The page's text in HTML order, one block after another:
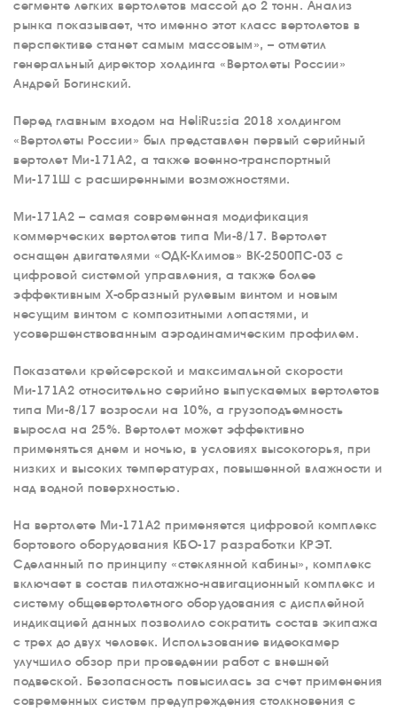
СЕРВИС
ИНФРАСТРУКТУРА
ОБУЧЕНИЕ
ПРОДАЖА
ПРОДАЖА АТИ
КОНТАКТЫ
RU
сегменте легких вертолетов массой до 2 тонн. Анализ
рынка показывает, что именно этот класс вертолетов в
перспективе станет самым массовым», – отметил
генеральный директор холдинга «Вертолеты России»
Андрей Богинский.
Перед главным входом на HeliRussia 2018 холдингом
«Вертолеты России» был представлен первый серийный
вертолет Ми-171А2, а также военно-транспортный
Ми-171Ш с расширенными возможностями.
Ми-171А2 – самая современная модификация
коммерческих вертолетов типа Ми-8/17. Вертолет
оснащен двигателями «ОДК-Климов» ВК-2500ПС-03 с
цифровой системой управления, а также более
эффективным Х-образный рулевым винтом и новым
несущим винтом с композитными лопастями, и
усовершенствованным аэродинамическим профилем.
Показатели крейсерской и максимальной скорости
Ми-171А2 относительно серийно выпускаемых вертолетов
типа Ми-8/17 возросли на 10%, а грузоподъемность
выросла на 25%. Вертолет может эффективно
применяться днем и ночью, в условиях высокогорья, при
низких и высоких температурах, повышенной влажности и
над водной поверхностью.
На вертолете Ми-171А2 применяется цифровой комплекс
бортового оборудования КБО-17 разработки КРЭТ.
Сделанный по принципу «стеклянной кабины», комплекс
включает в состав пилотажно-навигационный комплекс и
систему общевертолетного оборудования с дисплейной
индикацией данных позволило сократить состав экипажа
с трех до двух человек. Использование видеокамер
улучшило обзор при проведении работ с внешней
подвеской. Безопасность повысилась за счет применения
современных систем предупреждения столкновения с